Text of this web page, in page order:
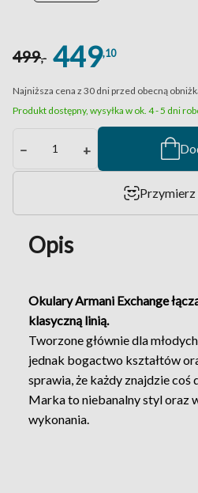
499,- 449,10
Najniższa cena z 30 dni przed obecną
Produkt dostępny, wysyłka w ok. 4 - 5 dni
− +
Przymierz
Opis
Okulary Armani Exchange
klasyczną linią.
Tworzone głównie dla
jednak bogactwo kształtów
sprawia, że każdy znajdzie coś
Marka to niebanalny styl oraz
wykonania.